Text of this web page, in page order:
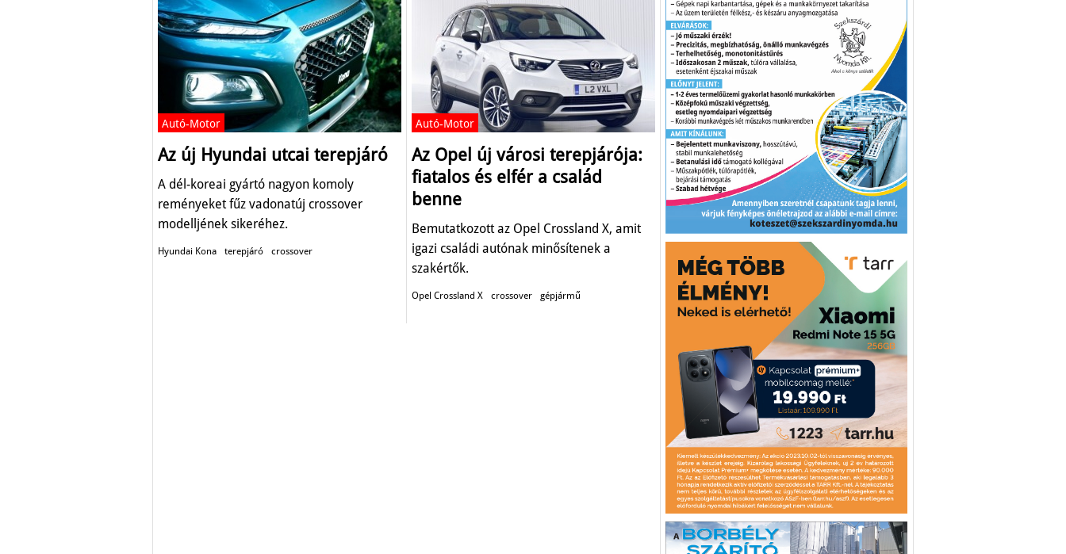
Autó-Motor
Az új Hyundai utcai terepjáró
A dél-koreai gyártó nagyon komoly
reményeket fűz vadonatúj crossover
modelljének sikeréhez.
Hyundai Kona terepjáró crossover
Autó-Motor
Az Opel új városi terepjárója:
fiatalos és elfér a család
benne
Bemutatkozott az Opel Crossland X, amit
igazi családi autónak minősítenek a
szakértők.
Opel Crossland X crossover gépjármű